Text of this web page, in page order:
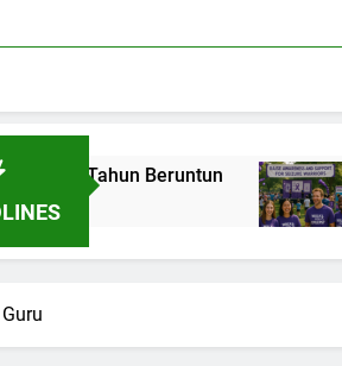
Tiga Tahun Beruntun
Guru